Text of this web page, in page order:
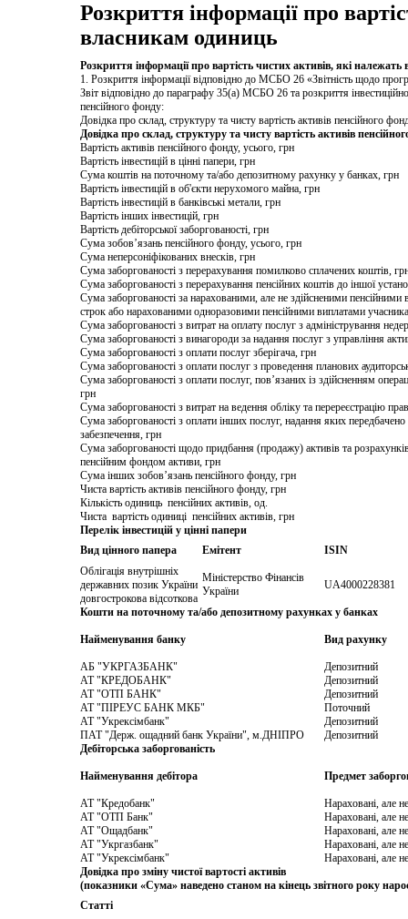
Розкриття інформації про
власникам одиниць
Розкриття інформації про вартість чистих активів, які
1. Розкриття інформації відповідно до МСБО 26 «Звітність щодо
Звіт відповідно до параграфу 35(а) МСБО 26 та розкриття
пенсійного фонду:
Довідка про склад, структуру та чисту вартість активів пенсійного
Довідка про склад, структуру та чисту вартість активів
Вартість активів пенсійного фонду, усього, грн
Вартість інвестицій в цінні папери, грн
Сума коштів на поточному та/або депозитному рахунку у банках, грн
Вартість інвестицій в об'єкти нерухомого майна, грн
Вартість інвестицій в банківські метали, грн
Вартість інших інвестицій, грн
Вартість дебіторської заборгованості, грн
Сума зобов’язань пенсійного фонду, усього, грн
Сума неперсоніфікованих внесків, грн
Сума заборгованості з перерахування помилково сплачених коштів,
Сума заборгованості з перерахування пенсійних коштів до іншої
Сума заборгованості за нарахованими, але не здійсненими
строк або нарахованими одноразовими пенсійними виплатами
Сума заборгованості з витрат на оплату послуг з адміністрування
Сума заборгованості з винагороди за надання послуг з управління
Сума заборгованості з оплати послуг зберігача, грн
Сума заборгованості з оплати послуг з проведення планових
Сума заборгованості з оплати послуг, пов’язаних із здійсненням
грн
Сума заборгованості з витрат на ведення обліку та перереєстрацію
Сума заборгованості з оплати інших послуг, надання яких
забезпечення, грн
Сума заборгованості щодо придбання (продажу) активів та
пенсійним фондом активи, грн
Сума інших зобов’язань пенсійного фонду, грн
Чиста вартість активів пенсійного фонду, грн
Кількість одиниць пенсійних активів, од.
Чиста вартість одиниці пенсійних активів, грн
Перелік інвестицій у цінні папери
Вид цінного папера
Емітент
ISIN
Облігація внутрішніх
державних позик України
довгострокова відсоткова
Міністерство Фінансів
України
UA4000228381
Кошти на поточному та/або депозитному рахунках у банках
Найменування банку Вид рахунку
АБ "УКРГАЗБАНК"
Депозитний
АТ "КРЕДОБАНК"
Депозитний
АТ "ОТП БАНК"
Депозитний
АТ "ПІРЕУС БАНК МКБ"
Поточний
АТ "Укрексімбанк"
Депозитний
ПАТ "Держ. ощадний банк України", м.ДНІПРО
Депозитний
Дебіторська заборгованість
Найменування дебітора Предмет
АТ "Кредобанк"
Нараховані, але
АТ "ОТП Банк"
Нараховані, але
АТ "Ощадбанк"
Нараховані, але
АТ "Укргазбанк"
Нараховані, але
АТ "Укрексімбанк"
Нараховані, але
Довідка про зміну чистої вартості активів
(показники «Сума» наведено станом на кінець звітного року
Статті